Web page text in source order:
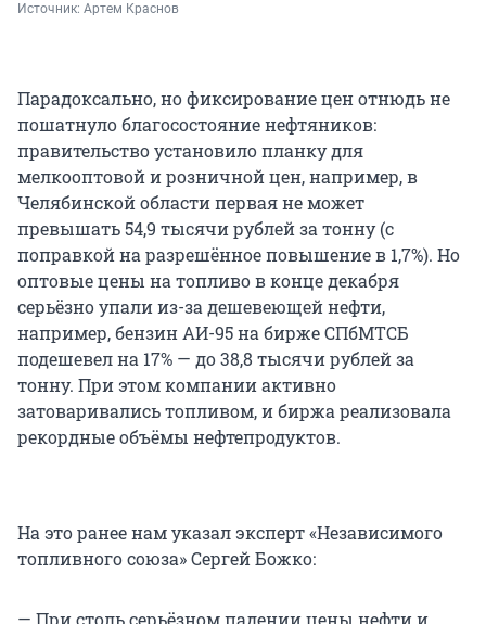
Источник: Артем Краснов
Парадоксально, но фиксирование цен отнюдь не
пошатнуло благосостояние нефтяников:
правительство установило планку для
мелкооптовой и розничной цен, например, в
Челябинской области первая не может
превышать 54,9 тысячи рублей за тонну (с
поправкой на разрешённое повышение в 1,7%). Но
оптовые цены на топливо в конце декабря
серьёзно упали из-за дешевеющей нефти,
например, бензин АИ-95 на бирже СПбМТСБ
подешевел на 17% — до 38,8 тысячи рублей за
тонну. При этом компании активно
затоваривались топливом, и биржа реализовала
рекордные объёмы нефтепродуктов.
На это ранее нам указал эксперт «Независимого
топливного союза» Сергей Божко:
— При столь серьёзном падении цены нефти и